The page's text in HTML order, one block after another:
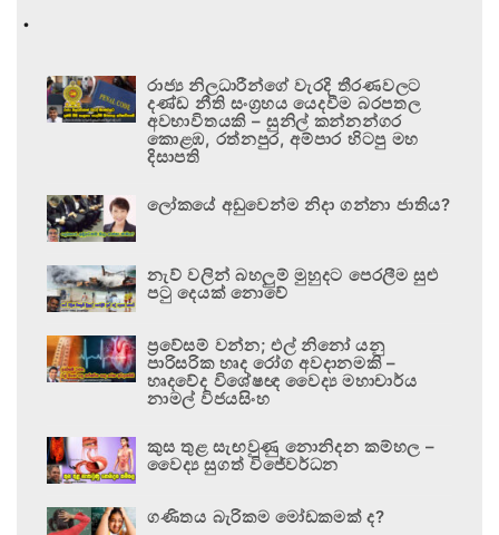
.
රාජ්‍ය නිලධාරීන්ගේ වැරදි තීරණවලට
දණ්ඩ නීති සංග්‍රහය යෙදවීම බරපතල
අවභාවිතයකි – සුනිල් කන්නන්ගර
කොළඹ, රත්නපුර, අම්පාර හිටපු මහ
දිසාපති
ලෝකයේ අඩුවෙන්ම නිදා ගන්නා ජාතිය?
නැව් වලින් බහලුම් මුහුදට පෙරලීම සුළු
පටු දෙයක් නොවේ
ප්‍රවේසම් වන්න; එල් නිනෝ යනු
පාරිසරික හෘද රෝග අවදානමකි –
හෘදවේද විශේෂඥ වෛද්‍ය මහාචාර්ය
නාමල් විජයසිංහ
කුස තුළ සැඟවුණු නොනිදන කම්හල –
වෛද්‍ය සුගත් විජේවර්ධන
ගණිතය බැරිකම මෝඩකමක් ද?